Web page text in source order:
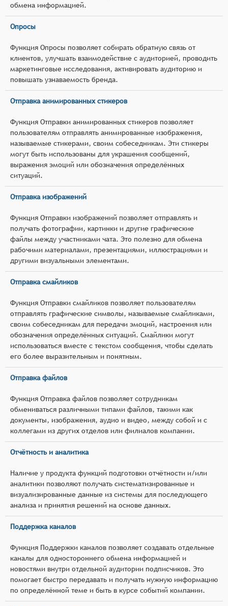
обмена информацией.
Опросы
Функция Опросы позволяет собирать обратную связь от
клиентов, улучшать взаимодействие с аудиторией, проводить
маркетинговые исследования, активировать аудиторию и
повышать узнаваемость бренда.
Отправка анимированных стикеров
Функция Отправки анимированных стикеров позволяет
пользователям отправлять анимированные изображения,
называемые стикерами, своим собеседникам. Эти стикеры
могут быть использованы для украшения сообщений,
выражения эмоций или обозначения определённых
ситуаций.
Отправка изображений
Функция Отправки изображений позволяет отправлять и
получать фотографии, картинки и другие графические
файлы между участниками чата. Это полезно для обмена
рабочими материалами, презентациями, иллюстрациями и
другими визуальными элементами.
Отправка смайликов
Функция Отправки смайликов позволяет пользователям
отправлять графические символы, называемые смайликами,
своим собеседникам для передачи эмоций, настроения или
обозначения определённых ситуаций. Смайлики могут
использоваться вместе с текстом сообщения, чтобы сделать
его более выразительным и понятным.
Отправка файлов
Функция Отправка файлов позволяет сотрудникам
обмениваться различными типами файлов, такими как
документы, изображения, аудио и видео, между собой и с
коллегами из других отделов или филиалов компании.
Отчётность и аналитика
Наличие у продукта функций подготовки отчётности и/или
аналитики позволяют получать систематизированные и
визуализированные данные из системы для последующего
анализа и принятия решений на основе данных.
Поддержка каналов
Функция Поддержки каналов позволяет создавать отдельные
каналы для одностороннего обмена информацией и
новостями внутри отдельной аудитории подписчиков. Это
помогает быстро передавать и получать нужную информацию
по определённой теме и быть в курсе событий компании.